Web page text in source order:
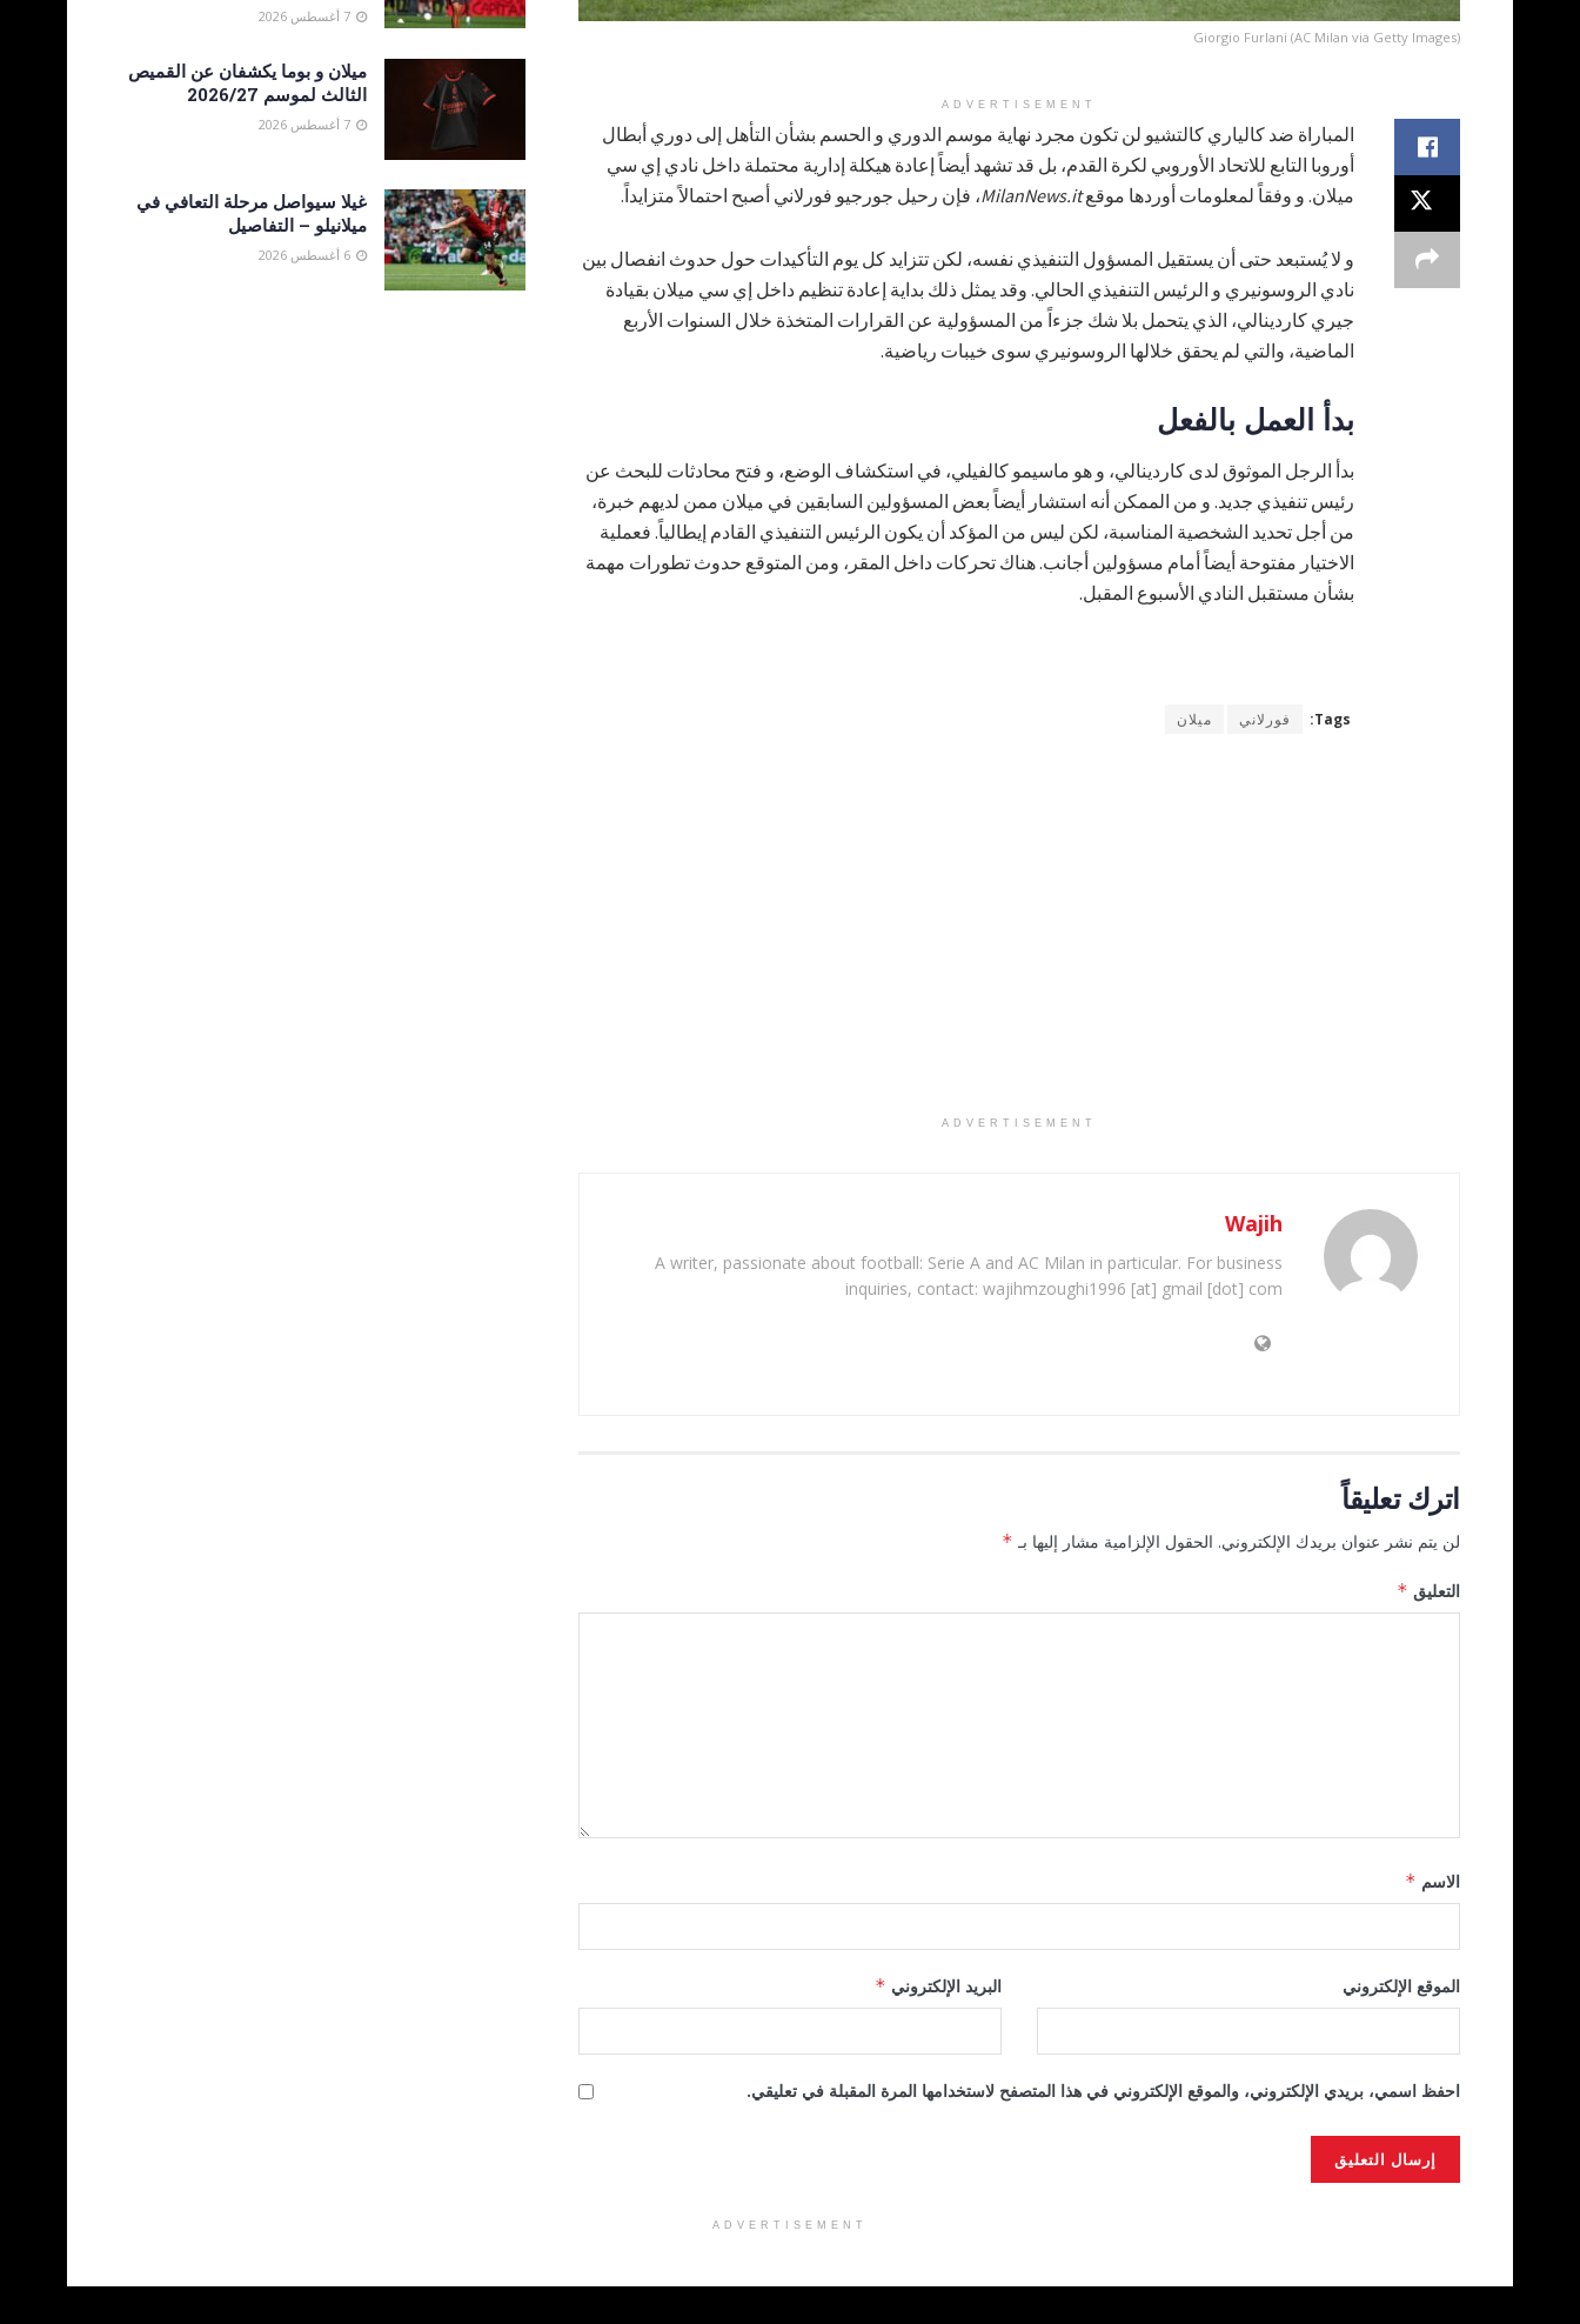
Giorgio Furlani (AC Milan via Getty Images)
ADVERTISEMENT
المباراة ضد كالياري كالتشيو لن تكون مجرد نهاية موسم الدوري و الحسم بشأن التأهل إلى دوري أبطال
أوروبا التابع للاتحاد الأوروبي لكرة القدم، بل قد تشهد أيضاً إعادة هيكلة إدارية محتملة داخل نادي إي سي
ميلان. و وفقاً لمعلومات أوردها موقعMilanNews.it، فإن رحيل جورجيو فورلاني أصبح احتمالاً متزايداً.
و لا يُستبعد حتى أن يستقيل المسؤول التنفيذي نفسه، لكن تتزايد كل يوم التأكيدات حول حدوث انفصال بين
نادي الروسونيري و الرئيس التنفيذي الحالي. وقد يمثل ذلك بداية إعادة تنظيم داخل إي سي ميلان بقيادة
جيري كاردينالي، الذي يتحمل بلا شك جزءاً من المسؤولية عن القرارات المتخذة خلال السنوات الأربع
الماضية، والتي لم يحقق خلالها الروسونيري سوى خيبات رياضية.
بدأ العمل بالفعل
بدأ الرجل الموثوق لدى كاردينالي، و هو ماسيمو كالفيلي، في استكشاف الوضع، و فتح محادثات للبحث عن
رئيس تنفيذي جديد. و من الممكن أنه استشار أيضاً بعض المسؤولين السابقين في ميلان ممن لديهم خبرة،
من أجل تحديد الشخصية المناسبة، لكن ليس من المؤكد أن يكون الرئيس التنفيذي القادم إيطالياً. فعملية
الاختيار مفتوحة أيضاً أمام مسؤولين أجانب. هناك تحركات داخل المقر، ومن المتوقع حدوث تطورات مهمة
بشأن مستقبل النادي الأسبوع المقبل.
Tags: فورلاني ميلان
ADVERTISEMENT
Wajih
A writer, passionate about football: Serie A and AC Milan in particular. For business
inquiries, contact: wajihmzoughi1996 [at] gmail [dot] com
اترك تعليقاً
لن يتم نشر عنوان بريدك الإلكتروني. الحقول الإلزامية مشار إليها بـ *
التعليق *
الاسم *
البريد الإلكتروني * الموقع الإلكتروني
احفظ اسمي، بريدي الإلكتروني، والموقع الإلكتروني في هذا المتصفح لاستخدامها المرة المقبلة في تعليقي.
ميلان و بوما يكشفان عن القميص
الثالث لموسم 2026/27
غيلا سيواصل مرحلة التعافي في
ميلانيلو – التفاصيل
ADVERTISEMENT